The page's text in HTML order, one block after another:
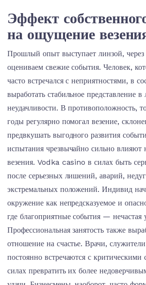
Эффект
на ощущение
Прошлый опыт выступает линзой,
оцениваем свежие события. Человек,
часто встречался с неприятностями, в
выработать стабильное представление в
неудачливости. В противоположность,
годы регулярно помогал везение,
предвкушать выгодного развития
испытания чрезвычайно сильно влияют
везения. Vodka casino в силах быть
после серьезных лишений, аварий,
экстремальных положений. Индивид
окружение как непредсказуемое и
где благоприятные события — нечастая
Профессиональная занятость также
отношение на счастье. Врачи, служители
постоянно встречаются с критическими
силах превратить их более